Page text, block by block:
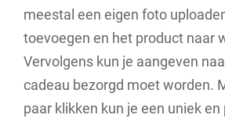
meestal een eigen foto
toevoegen en het product naar
Vervolgens kun je aangeven
cadeau bezorgd moet worden.
paar klikken kun je een uniek